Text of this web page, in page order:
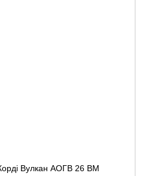
Вулкан АОГВ 26 ВМ